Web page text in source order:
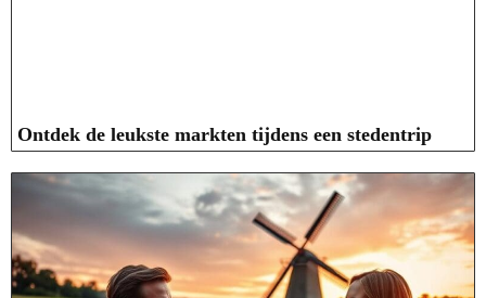
Ontdek de leukste markten tijdens een stedentrip